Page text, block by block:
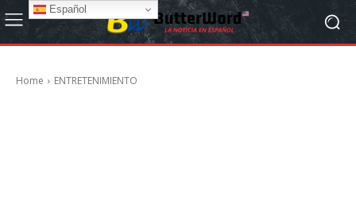
Home ENTRETENIMIENTO
Español